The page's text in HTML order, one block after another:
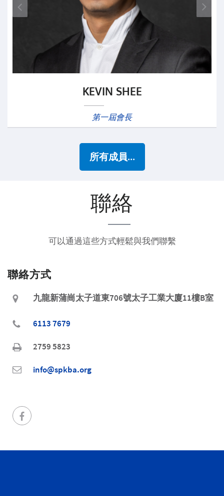
KEVIN SHEE
第一屆會長
所有成員...
聯絡
可以通過這些方式輕鬆與我們聯繫
聯絡方式
九龍新蒲崗太子道東706號太子工業大廈11樓B室
6113 7679
2759 5823
info@spkba.org